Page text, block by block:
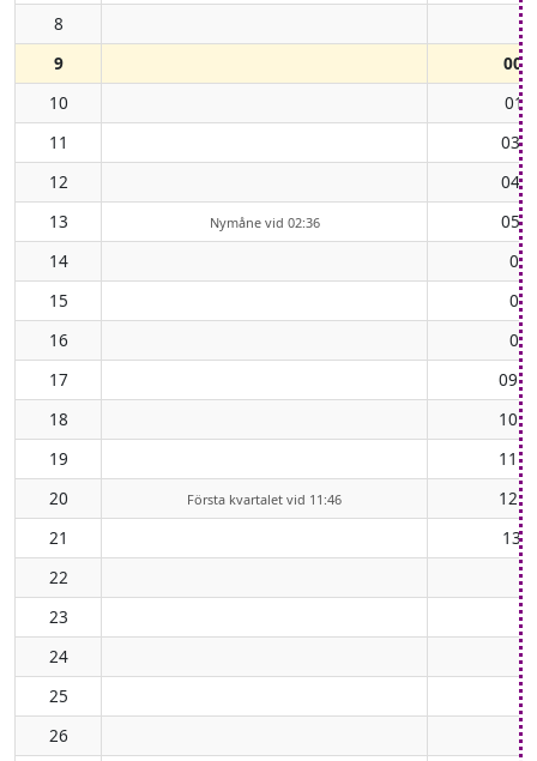
8
9
10
11
12
13
Nymåne vid 02:36
14
15
16
17
18
19
20
Första kvartalet vid 11:46
21
22
23
24
25
26